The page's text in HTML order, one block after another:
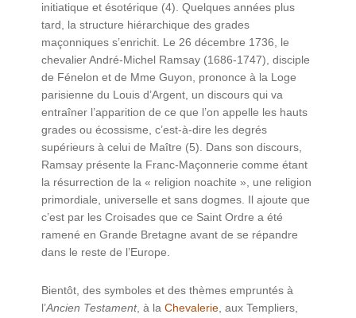
initiatique et ésotérique (4). Quelques années plus
tard, la structure hiérarchique des grades
maçonniques s’enrichit. Le 26 décembre 1736, le
chevalier André-Michel Ramsay (1686-1747), disciple
de Fénelon et de Mme Guyon, prononce à la Loge
parisienne du Louis d’Argent, un discours qui va
entraîner l’apparition de ce que l’on appelle les hauts
grades ou écossisme, c’est-à-dire les degrés
supérieurs à celui de Maître (5). Dans son discours,
Ramsay présente la Franc-Maçonnerie comme étant
la résurrection de la « religion noachite », une religion
primordiale, universelle et sans dogmes. Il ajoute que
c’est par les Croisades que ce Saint Ordre a été
ramené en Grande Bretagne avant de se répandre
dans le reste de l’Europe.
Bientôt, des symboles et des thèmes empruntés à
l’Ancien Testament, à laChevalerie, aux Templiers,